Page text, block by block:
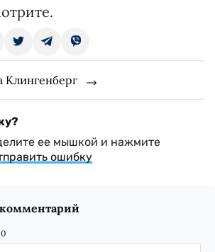
Клингенберг
ее мышкой и нажмите
ошибку
0